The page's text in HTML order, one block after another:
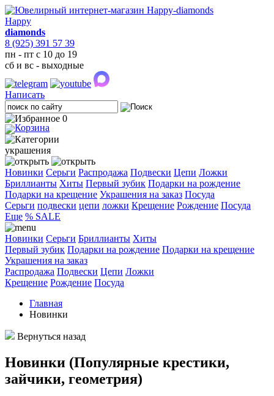
Happy
diamonds
8 (925) 391 57 39
пн - пт с 10 до 19
сб и вс - выходные
Написать
0
украшения
Новинки Серьги Распродажа Подвески Цепи Ложки
Бриллианты Хиты Первый зубик Подарки на рождение
Подарки на крещение Украшения на заказ Посуда
Cерьги подвески цепи ложки Крещение Рождение Посуда
Еще % SALE
Новинки Серьги Бриллианты Хиты
Первый зубик Подарки на рождение Подарки на крещение
Украшения на заказ
Распродажа Подвески Цепи Ложки
Крещение Рождение Посуда
Главная
Новинки
Вернуться назад
Новинки (Популярные крестики,
зайчики, геометрия)